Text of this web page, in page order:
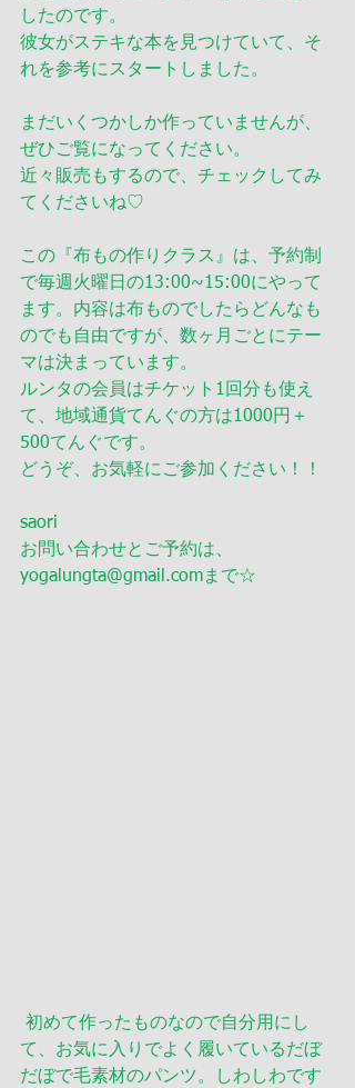
したのです。
彼女がステキな本を見つけていて、そ
れを参考にスタートしました。
まだいくつかしか作っていませんが、
ぜひご覧になってください。
近々販売もするので、チェックしてみ
てくださいね♡
この『布もの作りクラス』は、予約制
で毎週火曜日の13:00~15:00にやって
ます。内容は布ものでしたらどんなも
のでも自由ですが、数ヶ月ごとにテー
マは決まっています。
ルンタの会員はチケット1回分も使え
て、地域通貨てんぐの方は1000円＋
500てんぐです。
どうぞ、お気軽にご参加ください！！
saori
お問い合わせとご予約は、
yogalungta@gmail.comまで☆
初めて作ったものなので自分用にし
て、お気に入りでよく履いているだぼ
だぼで毛素材のパンツ。しわしわです